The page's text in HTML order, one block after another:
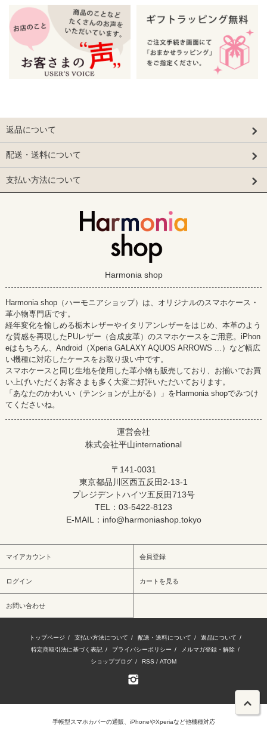
返品について
配送・送料について
支払い方法について
Harmonia shop
Harmonia shop（ハーモニアショップ）は、オリジナルのスマホケース・
革小物専門店です。
経年変化を愉しめる栃木レザーやイタリアンレザーをはじめ、本革のよう
な質感を再現したPUレザー（合成皮革）のスマホケースをご用意。iPhon
eはもちろん、Android（Xperia GALAXY AQUOS ARROWS ...）など幅広
い機種に対応したケースをお取り扱い中です。
スマホケースと同じ生地を使用した革小物も販売しており、お揃いでお買
い上げいただくお客さまも多く大変ご好評いただいております。
「あなたのかわいい（テンションが上がる）」をHarmonia shopでみつけ
てくださいね。
運営会社
株式会社平山international
〒141-0031
東京都品川区西五反田2-13-1
プレジデントハイツ五反田713号
TEL：03-5422-8123
E-MAIL：info@harmoniashop.tokyo
マイアカウント 会員登録
ログイン カートを見る
お問い合わせ
トップページ / 支払い方法について / 配送・送料について / 返品について /
特定商取引法に基づく表記 / プライバシーポリシー / メルマガ登録・解除 /
ショップブログ / RSS / ATOM
手帳型スマホカバーの通販、iPhoneやXperiaなど他機種対応